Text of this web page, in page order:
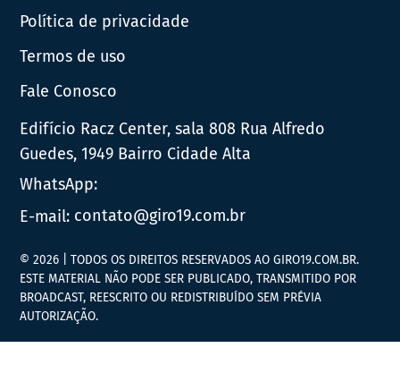
Política de privacidade
Termos de uso
Fale Conosco
Edifício Racz Center, sala 808 Rua Alfredo
Guedes, 1949 Bairro Cidade Alta
WhatsApp:
E-mail: contato@giro19.com.br
© 2026 | TODOS OS DIREITOS RESERVADOS AO GIRO19.COM.BR.
ESTE MATERIAL NÃO PODE SER PUBLICADO, TRANSMITIDO POR
BROADCAST, REESCRITO OU REDISTRIBUÍDO SEM PRÉVIA
AUTORIZAÇÃO.